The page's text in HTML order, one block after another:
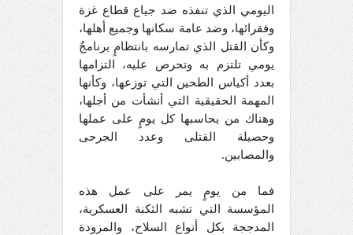
اليومي الذي تنفذه ضد جياع قطاع غزة
وفقرائها، وضد عامة سكانها وجميع أهلها،
وكأن القتل الذي تمارسه بانتظامٍ برنامجٌ
يومي تلتزم به وتحرص عليه، التزامها
بعدد أكياس الطحين التي توزعها، وكأنها
المهمة الحقيقية التي أنشأت من أجلها،
وهناك من يحاسبها كل يومٍ على عملها
وحصيلة القتلى وعدد الجرحى
والمصابين.
فما من يومٍ يمر على عمل هذه
المؤسسة التي تشبه الثكنة العسكرية،
المدججة بكل أنواع السلاح، والمزودة